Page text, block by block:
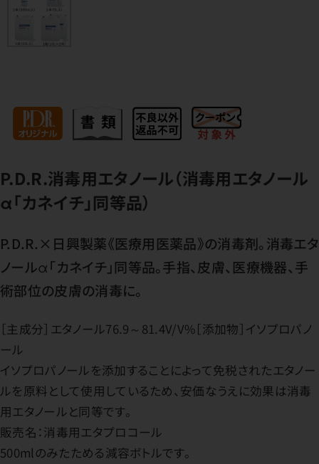
P.D.R.消毒用エタノール（消毒用エタノール
α「カネイチ」同等品）
P.D.R.×日興製薬《医療用医薬品》の消毒剤。消毒エタ
ノールα「カネイチ」同等品。手指、皮膚、医療機器、手
術部位の皮膚の消毒に。
［主成分］エタノール76.9～81.4V/V%［添加物］イソプロパノ
ール
イソプロパノールを添加することによって免税されたエタノー
ルを原料として使用しているため、安価なうえに効果は消毒
用エタノールと同等です。
販売名：消毒用エタプロコール
500mlのみたためる減容ボトルです。